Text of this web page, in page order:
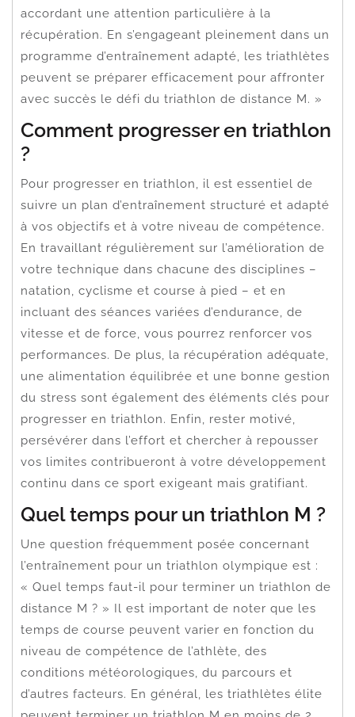
accordant une attention particulière à la
récupération. En s’engageant pleinement dans un
programme d’entraînement adapté, les triathlètes
peuvent se préparer efficacement pour affronter
avec succès le défi du triathlon de distance M. »
Comment progresser en triathlon
?
Pour progresser en triathlon, il est essentiel de
suivre un plan d’entraînement structuré et adapté
à vos objectifs et à votre niveau de compétence.
En travaillant régulièrement sur l’amélioration de
votre technique dans chacune des disciplines –
natation, cyclisme et course à pied – et en
incluant des séances variées d’endurance, de
vitesse et de force, vous pourrez renforcer vos
performances. De plus, la récupération adéquate,
une alimentation équilibrée et une bonne gestion
du stress sont également des éléments clés pour
progresser en triathlon. Enfin, rester motivé,
persévérer dans l’effort et chercher à repousser
vos limites contribueront à votre développement
continu dans ce sport exigeant mais gratifiant.
Quel temps pour un triathlon M ?
Une question fréquemment posée concernant
l’entraînement pour un triathlon olympique est :
« Quel temps faut-il pour terminer un triathlon de
distance M ? » Il est important de noter que les
temps de course peuvent varier en fonction du
niveau de compétence de l’athlète, des
conditions météorologiques, du parcours et
d’autres facteurs. En général, les triathlètes élite